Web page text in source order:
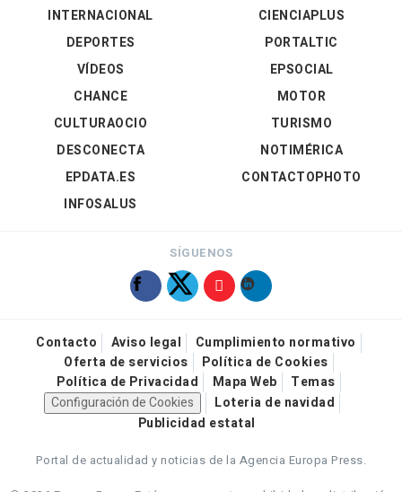
INTERNACIONAL
DEPORTES
VÍDEOS
CIENCIAPLUS
PORTALTIC
EPSOCIAL
CHANCE
CULTURAOCIO
DESCONECTA
EPDATA.ES
INFOSALUS
MOTOR
TURISMO
NOTIMÉRICA
CONTACTOPHOTO
SÍGUENOS
Contacto Aviso legal
Cumplimiento normativo
Oferta de servicios
Política de Cookies
Política de Privacidad
Mapa Web
Temas
Configuración de Cookies
Loteria de navidad
Publicidad estatal
Portal de actualidad y noticias de la Agencia Europa Press.